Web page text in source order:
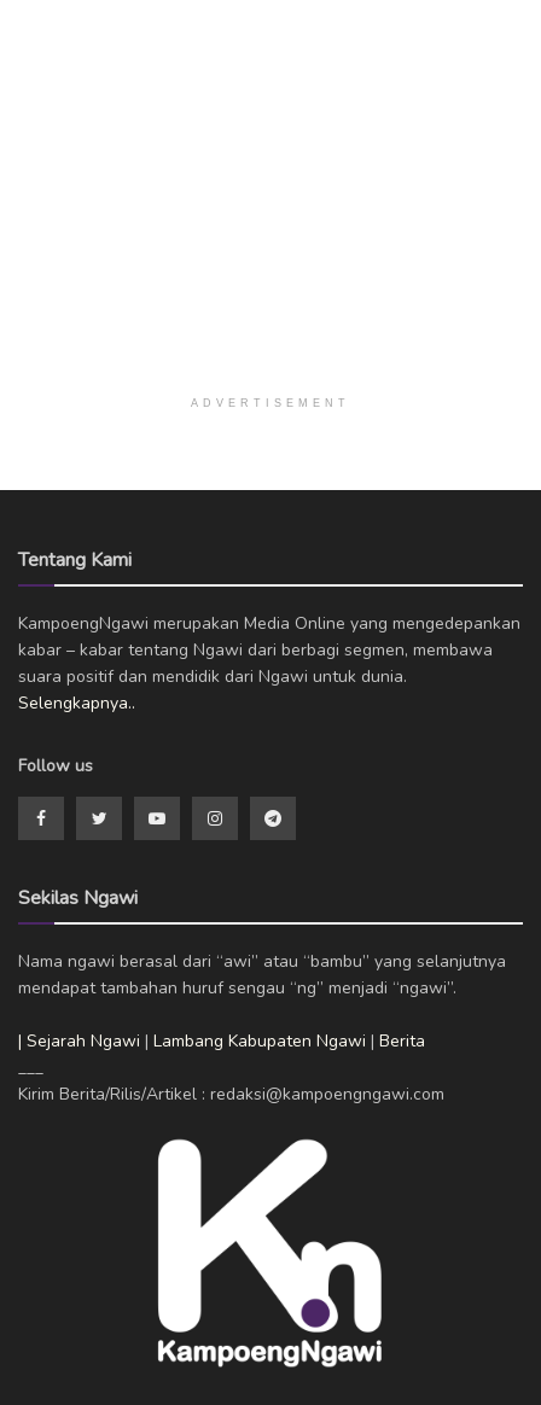
ADVERTISEMENT
Tentang Kami
KampoengNgawi merupakan Media Online yang mengedepankan
kabar – kabar tentang Ngawi dari berbagi segmen, membawa
suara positif dan mendidik dari Ngawi untuk dunia.
Selengkapnya..
Follow us
Sekilas Ngawi
Nama ngawi berasal dari “awi” atau “bambu” yang selanjutnya
mendapat tambahan huruf sengau “ng” menjadi “ngawi”.
| Sejarah Ngawi | Lambang Kabupaten Ngawi | Berita
Kirim Berita/Rilis/Artikel : redaksi@kampoengngawi.com